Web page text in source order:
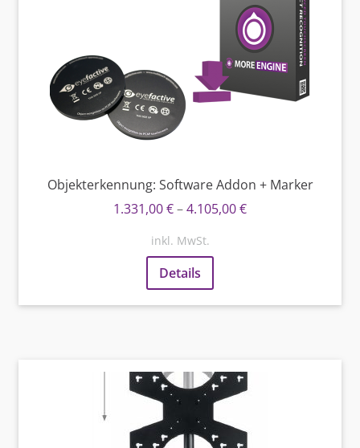
Objekterkennung: Software Addon + Marker
1.331,00€–4.105,00€
inkl. MwSt.
Details